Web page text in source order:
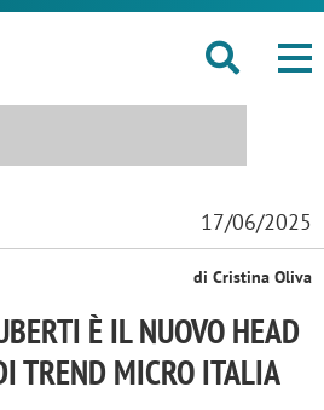
17/06/2025
di Cristina Oliva
È IL NUOVO HEAD
TREND MICRO ITALIA